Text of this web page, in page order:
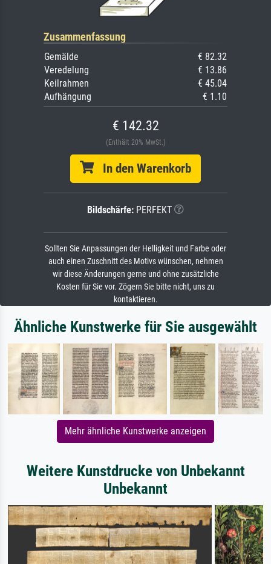
Zusammenfassung
Gemälde
€ 82.32
Veredelung
€ 13.86
Keilrahmen
€ 45.04
Aufhängung
€ 1.10
€ 142.32
(Enthält 20% MwSt.)
In den Warenkorb
Bildschärfe: PERFEKT
Sollten Sie Anpassungen der Helligkeit und Farbe oder
auch einen Zuschnitt des Motivs wünschen, nehmen
wir diese Änderungen gerne und ohne zusätzliche
Kosten für Sie vor. Zögern Sie bitte nicht, uns zu
kontaktieren.
Ähnliche Kunstwerke für Sie ausgewählt
Mehr ähnliche Kunstwerke anzeigen
Weitere Kunstdrucke von Unbekannt
Unbekannt